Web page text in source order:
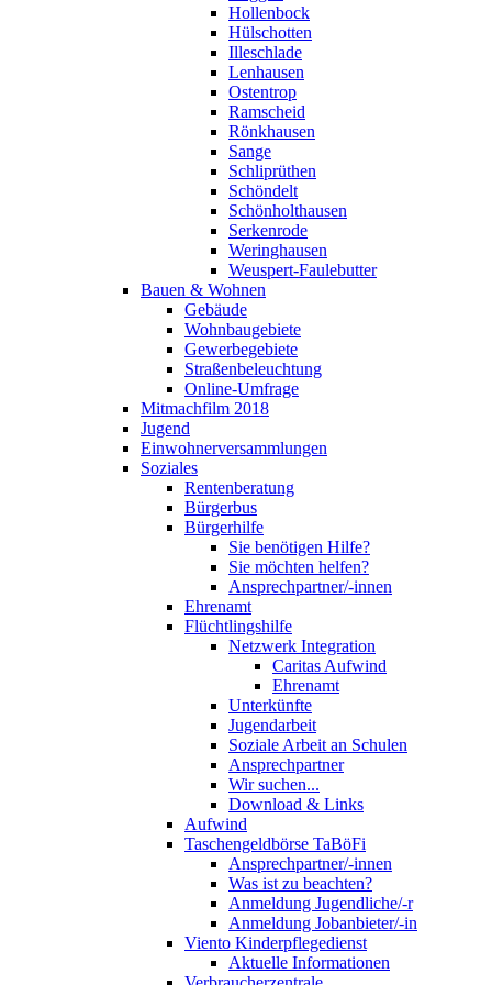
Hollenbock
Hülschotten
Illeschlade
Lenhausen
Ostentrop
Ramscheid
Rönkhausen
Sange
Schliprüthen
Schöndelt
Schönholthausen
Serkenrode
Weringhausen
Weuspert-Faulebutter
Bauen & Wohnen
Gebäude
Wohnbaugebiete
Gewerbegebiete
Straßenbeleuchtung
Online-Umfrage
Mitmachfilm 2018
Jugend
Einwohnerversammlungen
Soziales
Rentenberatung
Bürgerbus
Bürgerhilfe
Sie benötigen Hilfe?
Sie möchten helfen?
Ansprechpartner/-innen
Ehrenamt
Flüchtlingshilfe
Netzwerk Integration
Caritas Aufwind
Ehrenamt
Unterkünfte
Jugendarbeit
Soziale Arbeit an Schulen
Ansprechpartner
Wir suchen...
Download & Links
Aufwind
Taschengeldbörse TaBöFi
Ansprechpartner/-innen
Was ist zu beachten?
Anmeldung Jugendliche/-r
Anmeldung Jobanbieter/-in
Viento Kinderpflegedienst
Aktuelle Informationen